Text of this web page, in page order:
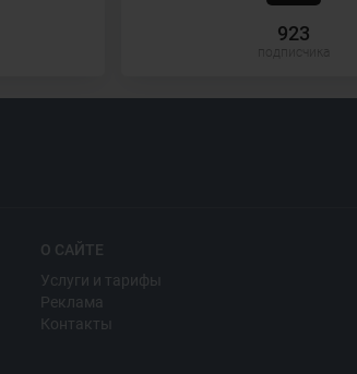
923
О САЙТЕ
Услуги и тарифы
Реклама
Контакты